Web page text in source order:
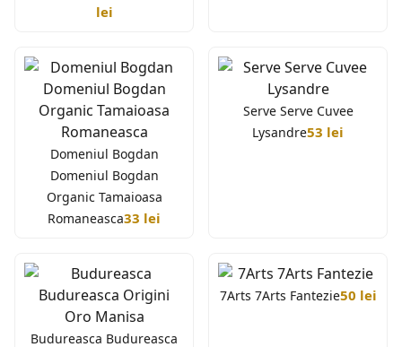
lei
Domeniul Bogdan
Domeniul Bogdan
Organic Tamaioasa
Romaneasca33 lei
Serve Serve Cuvee
Lysandre53 lei
Budureasca Budureasca
7Arts 7Arts Fantezie50 lei